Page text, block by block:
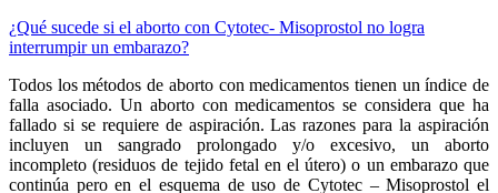
¿Qué sucede si el aborto con Cytotec- Misoprostol no logra
interrumpir un embarazo?
Todos los métodos de aborto con medicamentos tienen un índice de
falla asociado. Un aborto con medicamentos se considera que ha
fallado si se requiere de aspiración. Las razones para la aspiración
incluyen un sangrado prolongado y/o excesivo, un aborto
incompleto (residuos de tejido fetal en el útero) o un embarazo que
continúa pero en el esquema de uso de Cytotec – Misoprostol el